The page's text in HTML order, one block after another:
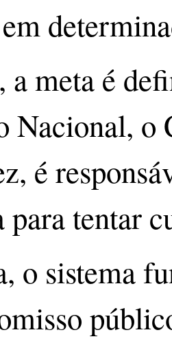
meta é
Nacional, o
é
para tentar
o sistema